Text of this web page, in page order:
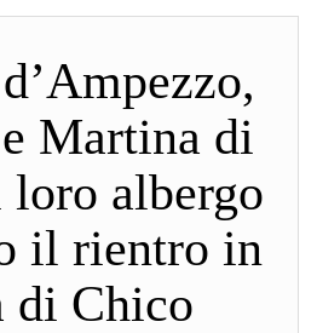
Martina di
albergo
il rientro in
di Chico